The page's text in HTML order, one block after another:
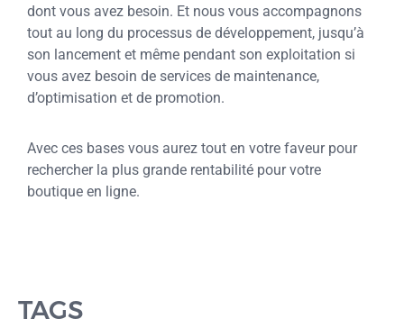
dont vous avez besoin. Et nous vous accompagnons
tout au long du processus de développement, jusqu’à
son lancement et même pendant son exploitation si
vous avez besoin de services de maintenance,
d’optimisation et de promotion.
Avec ces bases vous aurez tout en votre faveur pour
rechercher la plus grande rentabilité pour votre
boutique en ligne.
TAGS